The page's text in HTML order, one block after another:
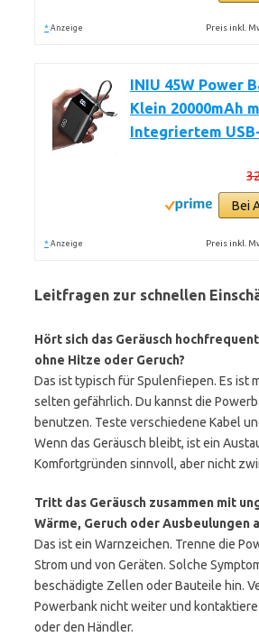
* Anzeige Preis inkl.
INIU 45W Power
Klein 20000mAh
Integriertem
Bei
* Anzeige Preis inkl.
Leitfragen zur schnellen
Hört sich das Geräusch
ohne Hitze oder Geruch?
Das ist typisch für Spulenfiepen. Es ist
selten gefährlich. Du kannst die
benutzen. Teste verschiedene Kabel
Wenn das Geräusch bleibt, ist ein
Komfortgründen sinnvoll, aber nicht
Tritt das Geräusch zusammen mit
Wärme, Geruch oder Ausbeulungen
Das ist ein Warnzeichen. Trenne die
Strom und von Geräten. Solche
beschädigte Zellen oder Bauteile hin.
Powerbank nicht weiter und
oder den Händler.